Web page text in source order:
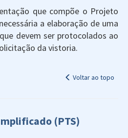
que compõe o Projeto
a elaboração de uma
devem ser protocolados ao
da vistoria.
Voltar ao topo
(PTS)